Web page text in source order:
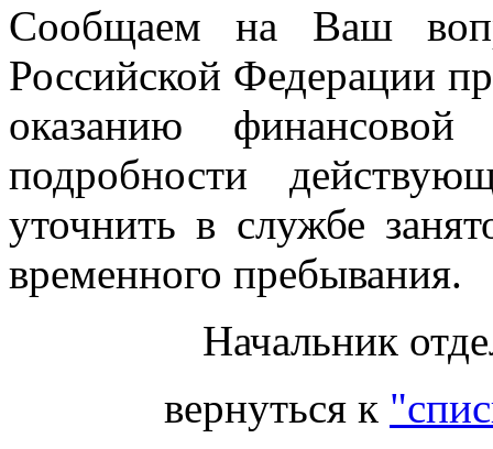
Сообщаем на Ваш
Российской Федерации
оказанию
подробности
уточнить в службе
временного пребывания.
Начальник
вернуться к